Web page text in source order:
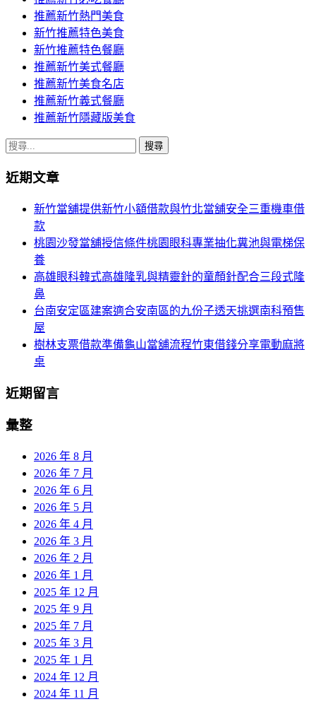
推薦新竹熱門美食
新竹推薦特色美食
新竹推薦特色餐廳
推薦新竹美式餐廳
推薦新竹美食名店
推薦新竹義式餐廳
推薦新竹隱藏版美食
搜
關
近期文章
新竹當舖提供新竹小額借款與竹北當舖安全三重機車借
款
桃園沙發當舖授信條件桃園眼科專業抽化糞池與電梯保
養
高雄眼科韓式高雄隆乳與精靈針的童顏針配合三段式隆
鼻
台南安定區建案適合安南區的九份子透天挑選南科預售
屋
樹林支票借款準備龜山當舖流程竹東借錢分享電動麻將
桌
近期留言
彙整
2026 年 8 月
2026 年 7 月
2026 年 6 月
2026 年 5 月
2026 年 4 月
2026 年 3 月
2026 年 2 月
2026 年 1 月
2025 年 12 月
2025 年 9 月
2025 年 7 月
2025 年 3 月
2025 年 1 月
2024 年 12 月
2024 年 11 月